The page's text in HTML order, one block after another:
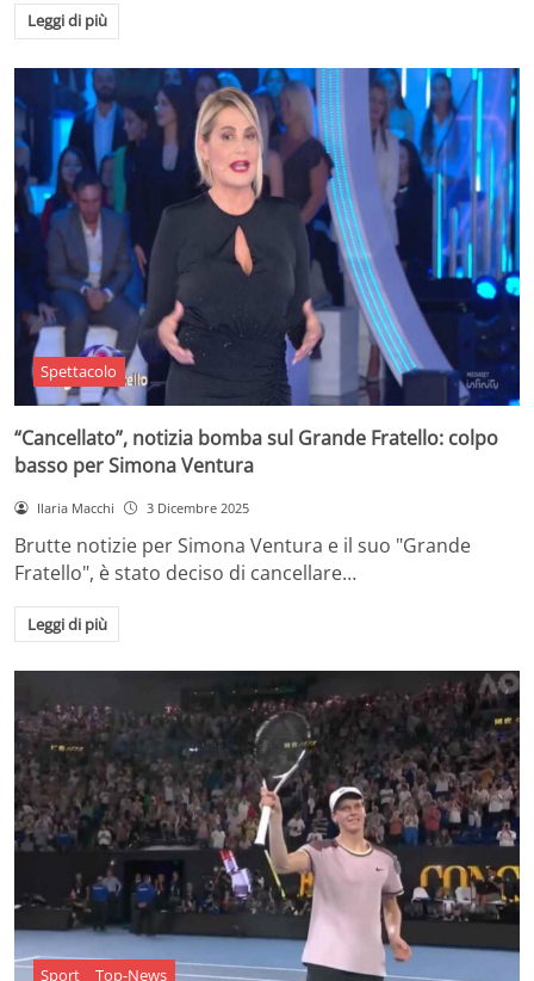
Leggi di più
Spettacolo
“Cancellato”, notizia bomba sul Grande Fratello: colpo
basso per Simona Ventura
Ilaria Macchi 3 Dicembre 2025
Brutte notizie per Simona Ventura e il suo "Grande
Fratello", è stato deciso di cancellare…
Leggi di più
Sport Top-News